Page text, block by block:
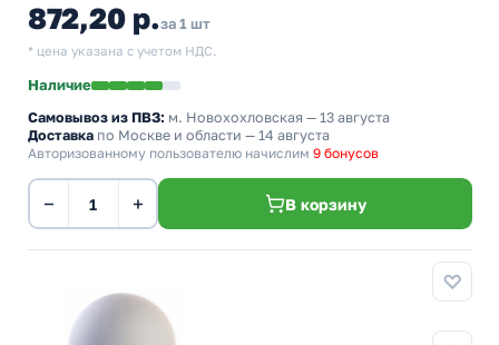
872,20 р.за 1 шт
* цена указана с учетом НДС.
Наличие
Самовывоз из ПВЗ: м. Новохохловская — 13 августа
Доставка по Москве и области — 14 августа
Авторизованному пользователю начислим 9 бонусов
− + В корзину